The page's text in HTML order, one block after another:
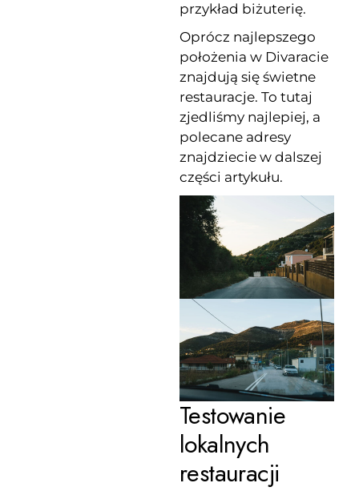
przykład biżuterię.
Oprócz najlepszego
położenia w Divaracie
znajdują się świetne
restauracje. To tutaj
zjedliśmy najlepiej, a
polecane adresy
znajdziecie w dalszej
części artykułu.
Testowanie
lokalnych
restauracji